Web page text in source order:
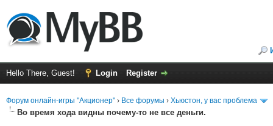
Hello There, Guest! Login Register
Форум онлайн-игры "Акционер" › Все форумы › Хьюстон, у вас проблема
Во время хода видны почему-то не все деньги.